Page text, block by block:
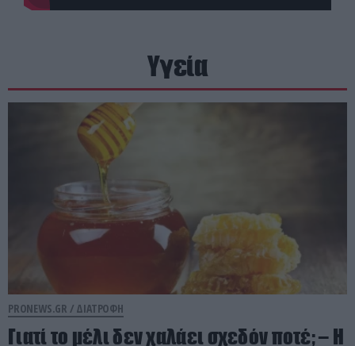
Υγεία
PRONEWS.GR / ΔΙΑΤΡΟΦΗ
Γιατί το μέλι δεν χαλάει σχεδόν ποτέ; – Η